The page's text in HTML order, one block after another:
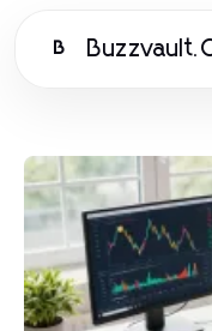
B